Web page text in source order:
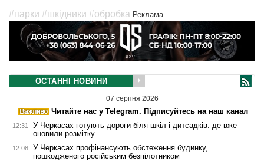
#парки #шкідники #обробка Реклама
ОСТАННІ НОВИНИ
07 серпня 2026
Читайте нас у Telegram. Підписуйтесь на наш канал
12:31
У Черкасах готують дороги біля шкіл і дитсадків: де вже
оновили розмітку
12:08
У Черкасах профінансують обстеження будинку,
пошкодженого російським безпілотником